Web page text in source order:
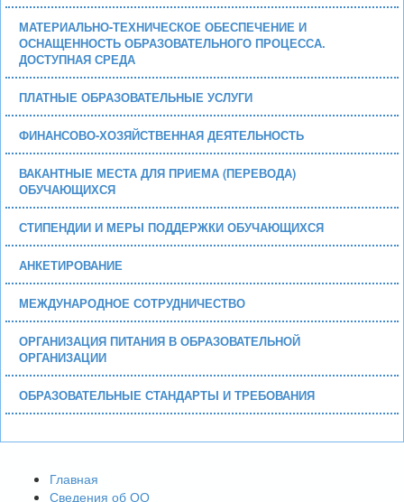
МАТЕРИАЛЬНО-ТЕХНИЧЕСКОЕ ОБЕСПЕЧЕНИЕ И
ОСНАЩЕННОСТЬ ОБРАЗОВАТЕЛЬНОГО ПРОЦЕССА.
ДОСТУПНАЯ СРЕДА
ПЛАТНЫЕ ОБРАЗОВАТЕЛЬНЫЕ УСЛУГИ
ФИНАНСОВО-ХОЗЯЙСТВЕННАЯ ДЕЯТЕЛЬНОСТЬ
ВАКАНТНЫЕ МЕСТА ДЛЯ ПРИЕМА (ПЕРЕВОДА)
ОБУЧАЮЩИХСЯ
СТИПЕНДИИ И МЕРЫ ПОДДЕРЖКИ ОБУЧАЮЩИХСЯ
АНКЕТИРОВАНИЕ
МЕЖДУНАРОДНОЕ СОТРУДНИЧЕСТВО
ОРГАНИЗАЦИЯ ПИТАНИЯ В ОБРАЗОВАТЕЛЬНОЙ
ОРГАНИЗАЦИИ
ОБРАЗОВАТЕЛЬНЫЕ СТАНДАРТЫ И ТРЕБОВАНИЯ
Главная
Сведения об ОО